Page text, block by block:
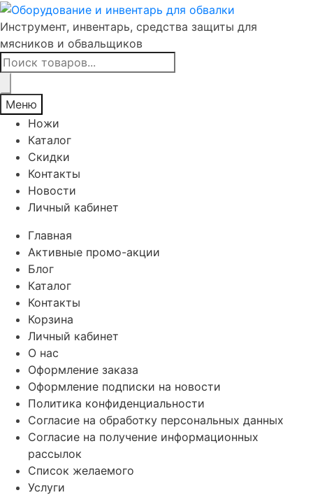
Инструмент, инвентарь, средства защиты для
мясников и обвальщиков
Поиск
товаров
Меню
Ножи
Каталог
Скидки
Контакты
Новости
Личный кабинет
Главная
Активные промо-акции
Блог
Каталог
Контакты
Корзина
Личный кабинет
О нас
Оформление заказа
Оформление подписки на новости
Политика конфиденциальности
Согласие на обработку персональных данных
Согласие на получение информационных
рассылок
Список желаемого
Услуги